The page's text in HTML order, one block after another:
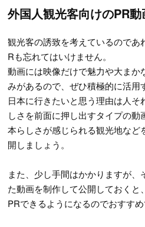
外国人観光客向けのPR動
観光客の誘致を考えているので
Rも忘れてはいけません。
動画には映像だけで魅力や大まか
みがあるので、ぜひ積極的に活用
日本に行きたいと思う理由は人そ
しさを前面に押し出すタイプの
本らしさが感じられる観光地など
開しましょう。
また、少し手間はかかりますが
た動画を制作して公開しておくと
PRできるようになるのでおすすめ